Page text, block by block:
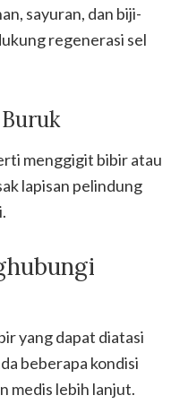
sayuran, dan biji-
regenerasi sel
menggigit bibir atau
lapisan pelindung
yang dapat diatasi
beberapa kondisi
medis lebih lanjut.